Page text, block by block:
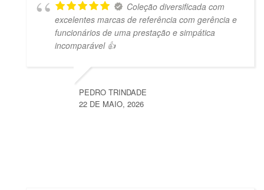
Coleção diversificada com
excelentes marcas de referência com gerência e
funcionários de uma prestação e simpática
incomparável 👍
PEDRO TRINDADE
22 DE MAIO, 2026